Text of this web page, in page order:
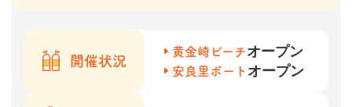
開催状況
黄金崎ビーチオープン
安良里ボート オープン